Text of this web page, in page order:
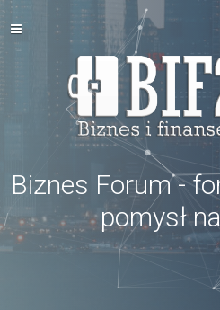
Biznes Forum -
pomysł